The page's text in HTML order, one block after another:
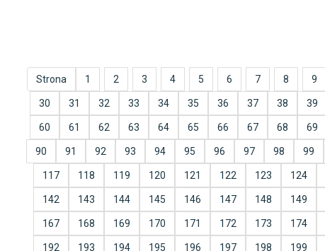
Strona 1 2 3 4 5 6 7 8 9
30 31 32 33 34 35 36 37 38 39
60 61 62 63 64 65 66 67 68 69
90 91 92 93 94 95 96 97 98 99
117 118 119 120 121 122 123 124
142 143 144 145 146 147 148 149
167 168 169 170 171 172 173 174
192 193 194 195 196 197 198 199